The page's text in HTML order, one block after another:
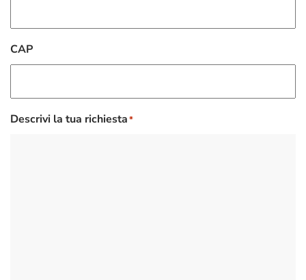
CAP
Descrivi la tua richiesta*